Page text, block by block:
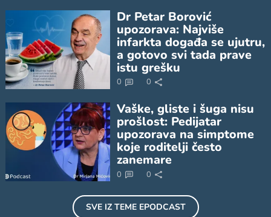
Dr Petar Borović
upozorava: Najviše
infarkta događa se ujutru,
a gotovo svi tada prave
istu grešku
0 0
Vaške, gliste i šuga nisu
prošlost: Pedijatar
upozorava na simptome
koje roditelji često
zanemare
0 0
SVE IZ TEME EPODCAST